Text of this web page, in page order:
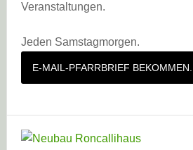
Veranstaltungen.
Jeden Samstagmorgen.
E-MAIL-PFARRBRIEF BEKOMMEN...